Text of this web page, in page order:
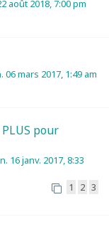
août 2018, 7:00 pm
06 mars 2017, 1:49 am
pour
16 janv. 2017, 8:33
1 2 3